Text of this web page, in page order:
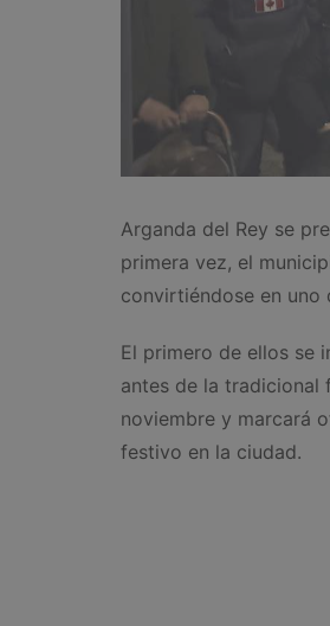
Arganda del Rey se
primera vez, el
convirtiéndose en
El primero de ellos se
antes de la tradicional
noviembre y marcará
festivo en la ciudad.